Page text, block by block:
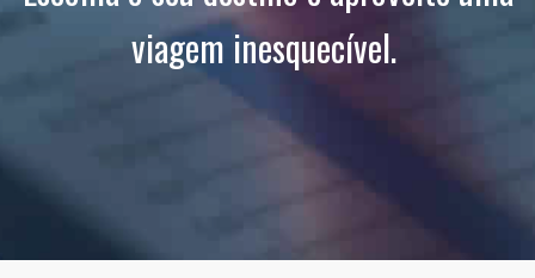
viagem inesquecível.